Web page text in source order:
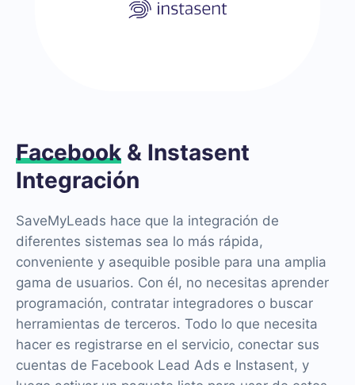
Facebook & Instasent
Integración
SaveMyLeads hace que la integración de
diferentes sistemas sea lo más rápida,
conveniente y asequible posible para una amplia
gama de usuarios. Con él, no necesitas aprender
programación, contratar integradores o buscar
herramientas de terceros. Todo lo que necesita
hacer es registrarse en el servicio, conectar sus
cuentas de Facebook Lead Ads e Instasent, y